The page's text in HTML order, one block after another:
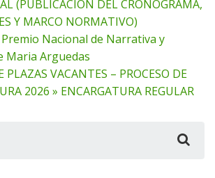
(PUBLICACION DEL CRONOGRAMA,
Y MARCO NORMATIVO)
Nacional de Narrativa y
Maria Arguedas
PLAZAS VACANTES – PROCESO DE
2026 » ENCARGATURA REGULAR